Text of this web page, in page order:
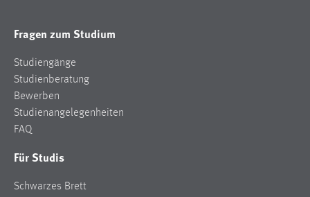
Fragen zum Studium
Studiengänge
Studienberatung
Bewerben
Studienangelegenheiten
FAQ
Für Studis
Schwarzes Brett